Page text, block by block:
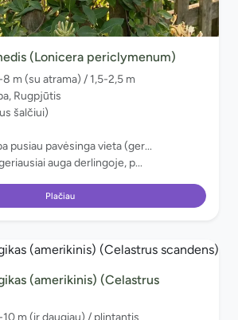
(Lonicera periclymenum)
m (su atrama) / 1,5-2,5 m
Rugpjūtis
šalčiui)
pusiau pavėsinga vieta (ger...
auga derlingoje, p...
Plačiau
(amerikinis) (Celastrus
m (ir daugiau) / plintantis